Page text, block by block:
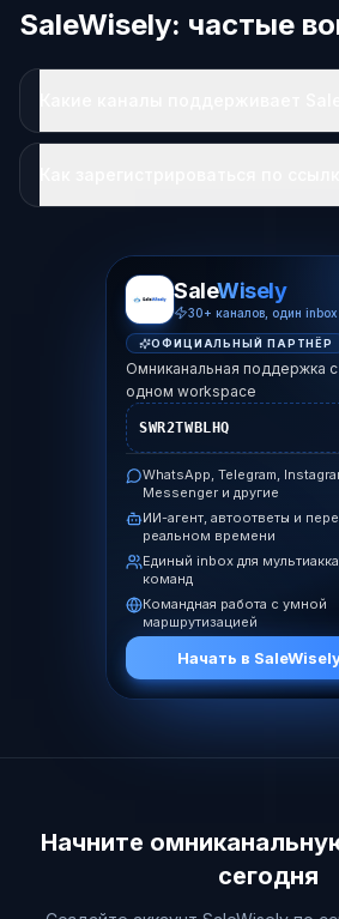
SaleWisely: частые
SaleWisely
30+ каналов, один inbox
ОФИЦИАЛЬНЫЙ ПАРТНЁР
Омниканальная поддержка
одном workspace
SWR2TWBLHQ
WhatsApp, Telegram,
Messenger и другие
ИИ-агент, автоответы и
реальном времени
Единый inbox для
команд
Командная работа с умной
маршрутизацией
Начать в
Начните
сегодня